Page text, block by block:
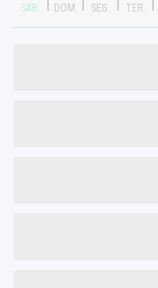
SÁB. DOM. SEG. TER.